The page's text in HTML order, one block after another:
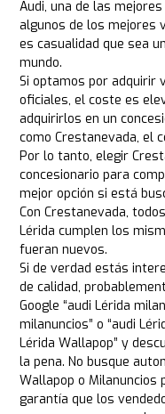
Audi, una de las
algunos de los mejores
es casualidad que sea
mundo.
Si optamos por adquirir
oficiales, el coste es
adquirirlos en un
como Crestanevada, el
Por lo tanto, elegir
concesionario para
mejor opción si está
Con Crestanevada,
Lérida cumplen los
fueran nuevos.
Si de verdad estás
de calidad,
Google “audi Lérida
milanuncios” o “audi
Lérida Wallapop” y
la pena. No busque
Wallapop o Milanuncios
garantía que los